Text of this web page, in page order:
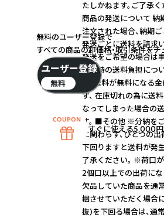
たしかねます。ご了承
商品の発送について 納
注文された場合、納期
発送ごとに送料を請求
発送をご希望の場合は
欠品時の送料負担につ
が、送料が無料になる
ず、 在庫切れの為に送
なってしまった場合の
す。 ■その他 ※分納を
に関わらず、ひとつの
下回りますと送料が発
了承ください。 ※荷口
2個口以上での出荷に
欠品していた商品を通
梱させていただく場合
抜)を下回る場合は、通
無料のユーザー登録で
すべての商品の卸価格・取引条件をチ
ユーザー登録
無料
すぐに使える5,000円